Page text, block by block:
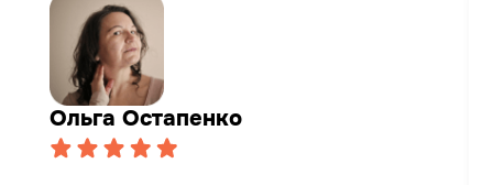
Ольга Остапенко